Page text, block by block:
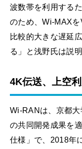
波数帯を利用する
のため、Wi-MAXを
比較的大きな遅延
る」と浅野氏は説明
4K伝送、上空
Wi-RANは、京都大
の共同開発成果を
仕様」で、2018年